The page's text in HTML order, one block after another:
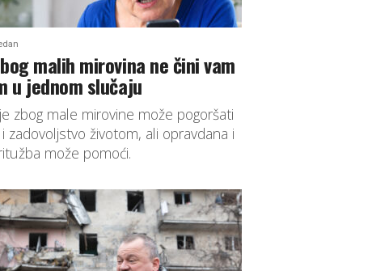
malih mirovina ne čini vam
u jednom slučaju
zbog male mirovine može pogoršati
zadovoljstvo životom, ali opravdana i
može pomoći.